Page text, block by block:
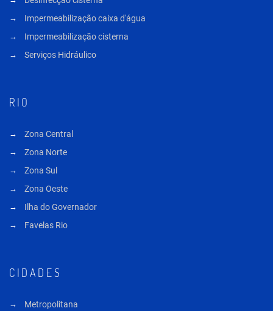
Impermeabilização caixa d'água
Impermeabilização cisterna
Serviços Hidráulico
RIO
Zona Central
Zona Norte
Zona Sul
Zona Oeste
Ilha do Governador
Favelas Rio
CIDADES
Metropolitana